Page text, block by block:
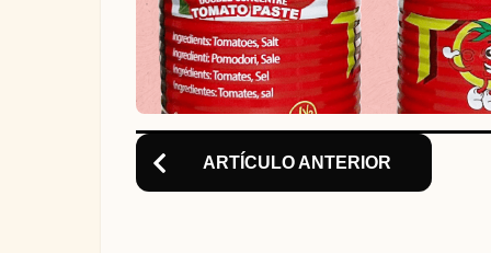
n
ARTÍCULO ANTERIOR